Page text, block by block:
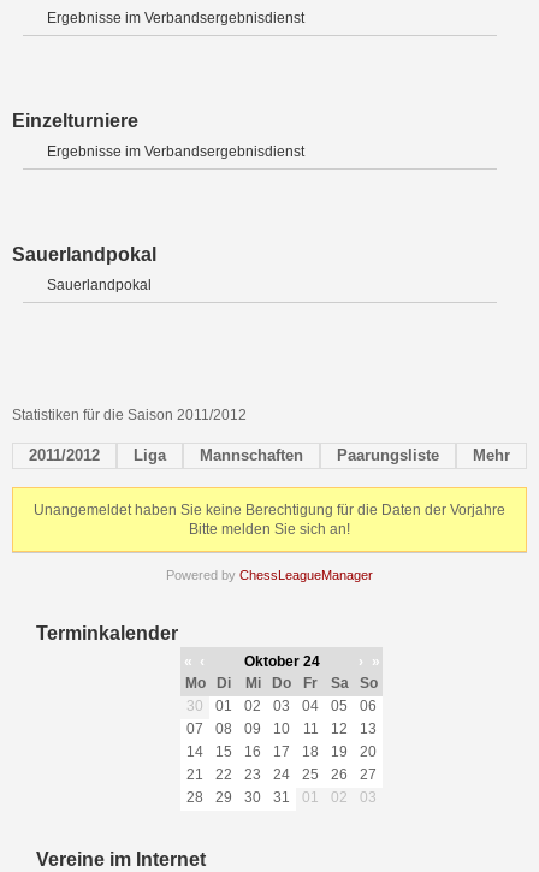
Ergebnisse im Verbandsergebnisdienst
Einzelturniere
Ergebnisse im Verbandsergebnisdienst
Sauerlandpokal
Sauerlandpokal
Statistiken für die Saison 2011/2012
2011/2012 Liga Mannschaften Paarungsliste Mehr
Unangemeldet haben Sie keine Berechtigung für die Daten der Vorjahre
Bitte melden Sie sich an!
Powered by ChessLeagueManager
Terminkalender
« ‹ Oktober 24 ›
»
Mo
Di Mi Do Fr Sa
So
30
01 02 03 04 05
06
07
08 09 10 11 12
13
14
15 16 17 18 19
20
21
22 23 24 25 26
27
28
29 30 31 01 02 03
Vereine im Internet